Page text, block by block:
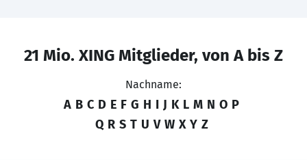
21 Mio. XING Mitglieder, von A bis Z
Nachname:
A B C D E F G H I J K L M N O P
Q R S T U V W X Y Z